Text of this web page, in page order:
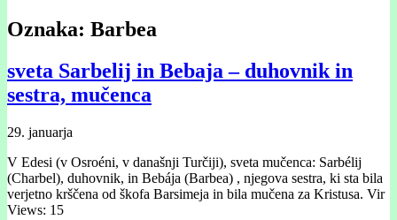
Oznaka: Barbea
sveta Sarbelij in Bebaja – duhovnik in
sestra, mučenca
29. januarja
V Edesi (v Osroéni, v današnji Turčiji), sveta mučenca: Sarbélij
(Charbel), duhovnik, in Bebája (Barbea) , njegova sestra, ki sta bila
verjetno krščena od škofa Barsimeja in bila mučena za Kristusa. Vir
Views: 15